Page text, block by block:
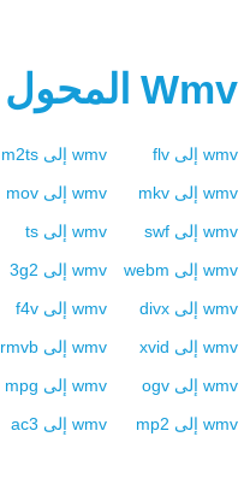
Wmv المحول
wmv إلى flv
wmv إلى m2ts
wmv إلى mkv
wmv إلى mov
wmv إلى swf
wmv إلى ts
wmv إلى webm
wmv إلى 3g2
wmv إلى divx
wmv إلى f4v
wmv إلى xvid
wmv إلى rmvb
wmv إلى ogv
wmv إلى mpg
wmv إلى mp2
wmv إلى ac3